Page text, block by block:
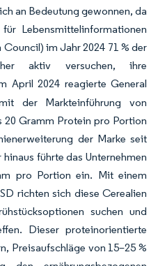
an Bedeutung gewonnen, da
Lebensmittelinformationen
im Jahr 2024 71 % der
aktiv versuchen, ihre
April 2024 reagierte General
der Markteinführung von
20 Gramm Protein pro Portion
der Marke seit
führte das Unternehmen
pro Portion ein. Mit einem
richten sich diese Cerealien
suchen und
Dieser proteinorientierte
Preisaufschläge von 15–25 %